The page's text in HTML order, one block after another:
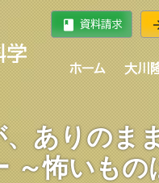
book 資料請求
ホーム 大川
、ありの
～怖いも